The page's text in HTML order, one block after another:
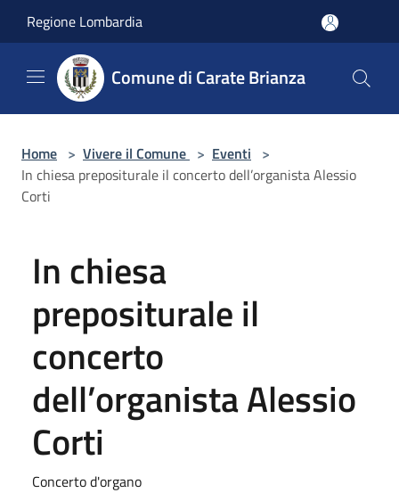
Regione Lombardia
Comune di Carate Brianza
Home > Vivere il Comune > Eventi >
In chiesa prepositurale il concerto dell’organista Alessio
Corti
In chiesa
prepositurale il
concerto
dell’organista Alessio
Corti
Concerto d'organo